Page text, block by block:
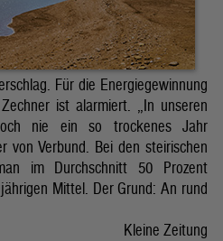
Für die Energiegewinnung
ist alarmiert. „In unseren
nie ein so trockenes Jahr
von Verbund. Bei den steirischen
im Durchschnitt 50 Prozent
Mittel. Der Grund: An rund
Kleine Zeitung